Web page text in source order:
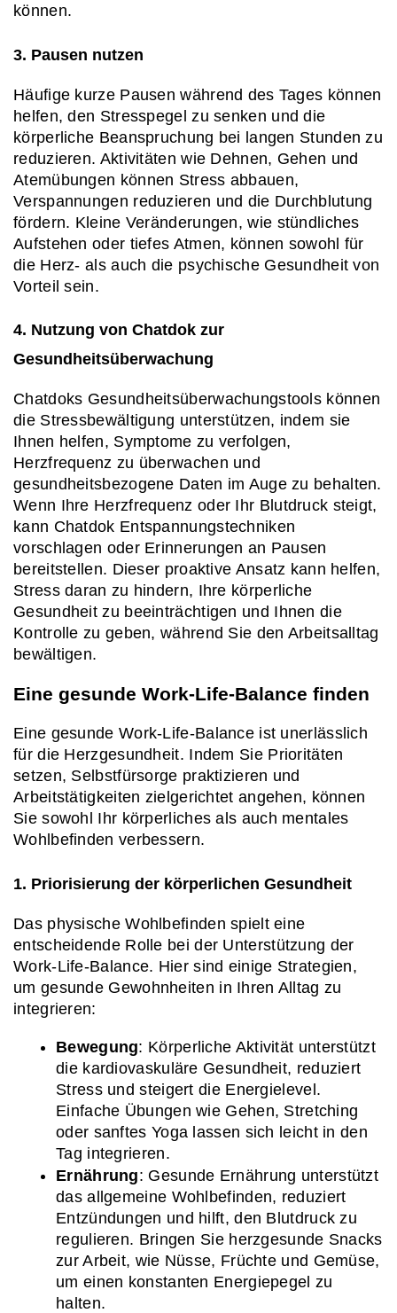
können.
3. Pausen nutzen
Häufige kurze Pausen während des Tages können
helfen, den Stresspegel zu senken und die
körperliche Beanspruchung bei langen Stunden zu
reduzieren. Aktivitäten wie Dehnen, Gehen und
Atemübungen können Stress abbauen,
Verspannungen reduzieren und die Durchblutung
fördern. Kleine Veränderungen, wie stündliches
Aufstehen oder tiefes Atmen, können sowohl für
die Herz- als auch die psychische Gesundheit von
Vorteil sein.
4. Nutzung von Chatdok zur
Gesundheitsüberwachung
Chatdoks Gesundheitsüberwachungstools können
die Stressbewältigung unterstützen, indem sie
Ihnen helfen, Symptome zu verfolgen,
Herzfrequenz zu überwachen und
gesundheitsbezogene Daten im Auge zu behalten.
Wenn Ihre Herzfrequenz oder Ihr Blutdruck steigt,
kann Chatdok Entspannungstechniken
vorschlagen oder Erinnerungen an Pausen
bereitstellen. Dieser proaktive Ansatz kann helfen,
Stress daran zu hindern, Ihre körperliche
Gesundheit zu beeinträchtigen und Ihnen die
Kontrolle zu geben, während Sie den Arbeitsalltag
bewältigen.
Eine gesunde Work-Life-Balance finden
Eine gesunde Work-Life-Balance ist unerlässlich
für die Herzgesundheit. Indem Sie Prioritäten
setzen, Selbstfürsorge praktizieren und
Arbeitstätigkeiten zielgerichtet angehen, können
Sie sowohl Ihr körperliches als auch mentales
Wohlbefinden verbessern.
1. Priorisierung der körperlichen Gesundheit
Das physische Wohlbefinden spielt eine
entscheidende Rolle bei der Unterstützung der
Work-Life-Balance. Hier sind einige Strategien,
um gesunde Gewohnheiten in Ihren Alltag zu
integrieren:
Bewegung: Körperliche Aktivität unterstützt
die kardiovaskuläre Gesundheit, reduziert
Stress und steigert die Energielevel.
Einfache Übungen wie Gehen, Stretching
oder sanftes Yoga lassen sich leicht in den
Tag integrieren.
Ernährung: Gesunde Ernährung unterstützt
das allgemeine Wohlbefinden, reduziert
Entzündungen und hilft, den Blutdruck zu
regulieren. Bringen Sie herzgesunde Snacks
zur Arbeit, wie Nüsse, Früchte und Gemüse,
um einen konstanten Energiepegel zu
halten.